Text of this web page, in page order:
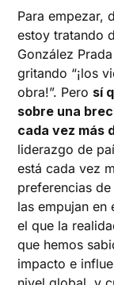
Para empezar,
estoy tratando
González
gritando “¡los
obra!”. Pero sí
sobre una
cada vez más
liderazgo de
está cada vez
preferencias
las empujan en
el que la
que hemos
impacto e